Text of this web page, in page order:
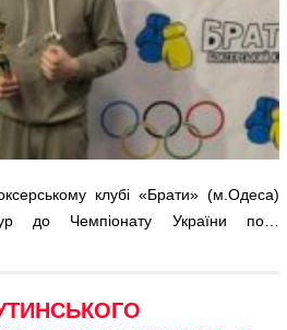
клубі «Брати» (м.Одеса)
до Чемпіонату України по…